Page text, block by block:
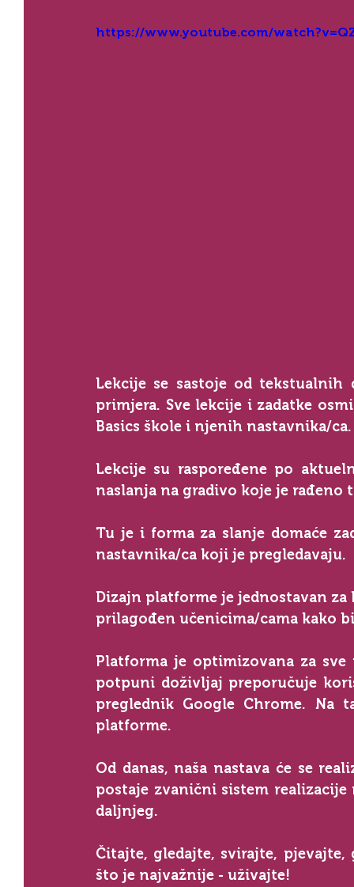
https://www.youtube.com/
Lekcije se sastoje od tekstualnih
primjera. Sve lekcije i zadatke
Basics škole i njenih nastavnika/ca.
Lekcije su raspoređene po
naslanja na gradivo koje je
Tu je i forma za slanje domaće
nastavnika/ca koji je pregledavaju.
Dizajn platforme je jednostavan
prilagođen učenicima/cama kako
Platforma je optimizovana za sve
potpuni doživljaj preporučuje
preglednik Google Chrome. Na
platforme.
Od danas, naša nastava će se
postaje zvanični sistem
daljnjeg.
Čitajte, gledajte, svirajte,
što je najvažnije - uživajte!